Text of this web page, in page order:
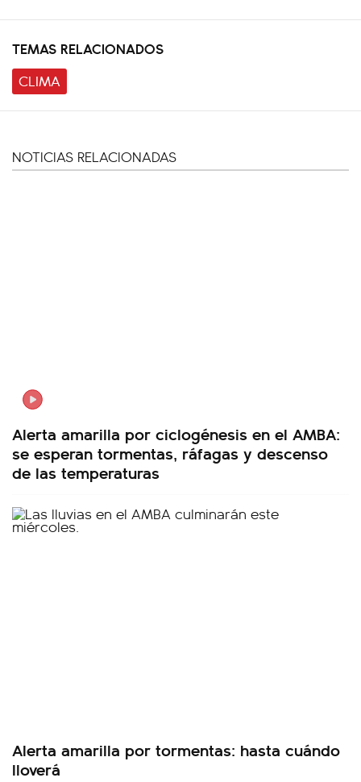
TEMAS RELACIONADOS
CLIMA
NOTICIAS RELACIONADAS
Alerta amarilla por ciclogénesis en el AMBA:
se esperan tormentas, ráfagas y descenso
de las temperaturas
Alerta amarilla por tormentas: hasta cuándo
lloverá